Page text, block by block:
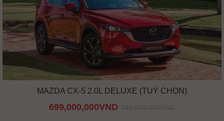
MAZDA CX-5 2.0L DELUXE (TUỲ CHỌN)
699,000,000VND